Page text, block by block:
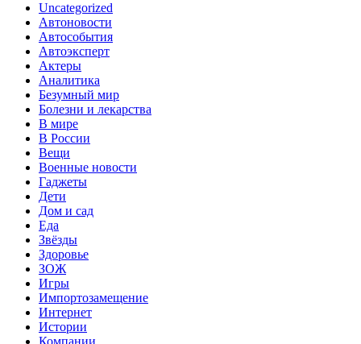
Uncategorized
Автоновости
Автособытия
Автоэксперт
Актеры
Аналитика
Безумный мир
Болезни и лекарства
В мире
В России
Вещи
Военные новости
Гаджеты
Дети
Дом и сад
Еда
Звёзды
Здоровье
ЗОЖ
Игры
Импортозамещение
Интернет
Истории